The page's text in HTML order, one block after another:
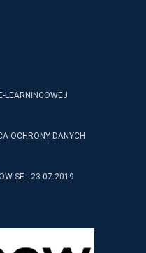
OCHRONY DANYCH
SE - 23.07.2019